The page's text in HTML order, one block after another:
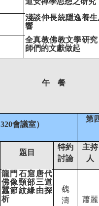
淺談仲長統隱逸養
響
全真教佛教文學研
師們的文獻做起
午 餐
320會議室）
第
題目
特約
討論
主持
人
龍門石窟唐代
佛像頸部三道
蠶節紋緣由探
析
魏
濤
蕭麗